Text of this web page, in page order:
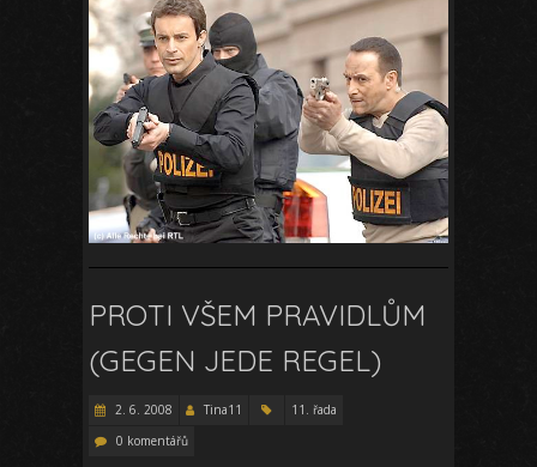
PROTI VŠEM PRAVIDLŮM
(GEGEN JEDE REGEL)
2. 6. 2008 Tina11
11. řada
0 komentářů